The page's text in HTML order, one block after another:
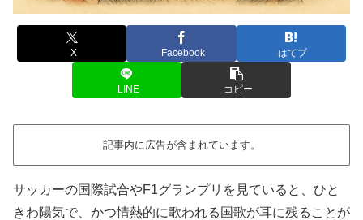
X Facebook はてブ
LINE コピー
記事内に広告が含まれています。
サッカーの国際試合やF1グランプリを見ていると、ひと
きわ陽気で、かつ情熱的に歌われる国歌が耳に残ることが